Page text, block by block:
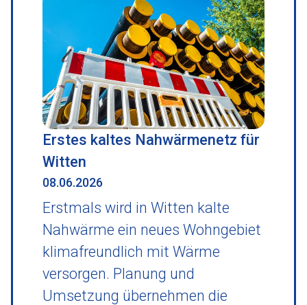
Erstes kaltes Nahwärmenetz für
Witten
08.06.2026
Erstmals wird in Witten kalte
Nahwärme ein neues Wohngebiet
klimafreundlich mit Wärme
versorgen. Planung und
Umsetzung übernehmen die